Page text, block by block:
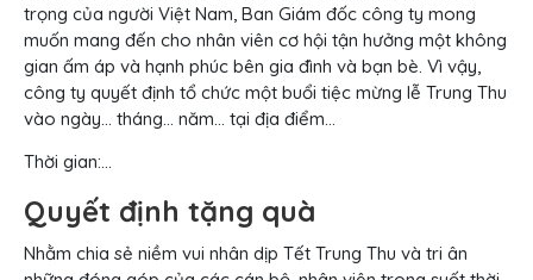
trọng của người Việt Nam, Ban Giám đốc công ty mong
muốn mang đến cho nhân viên cơ hội tận hưởng một không
gian ấm áp và hạnh phúc bên gia đình và bạn bè. Vì vậy,
công ty quyết định tổ chức một buổi tiệc mừng lễ Trung Thu
vào ngày… tháng… năm… tại địa điểm…
Thời gian:…
Quyết định tặng quà
Nhằm chia sẻ niềm vui nhân dịp Tết Trung Thu và tri ân